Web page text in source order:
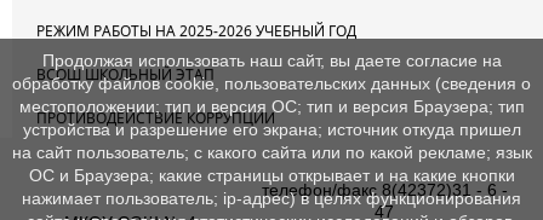
РЕЖИМ РАБОТЫ НА 2025-2026 УЧЕБНЫЙ ГОД
ВСОШ ШКОЛЬНЫЙ ЭТАП
ПРОТИВОДЕЙСТВИЕ КОРРУПЦИИ
телефон/факс 8(42372)31 - 6 -
47
Продолжая использовать наш сайт, вы даете согласие на
обработку файлов cookie, пользовательских данных (сведения о
местоположении; тип и версия ОС; тип и версия Браузера; тип
устройства и разрешение его экрана; источник откуда пришел
на сайт пользователь; с какого сайта или по какой рекламе; язык
ОС и Браузера; какие страницы открывает и на какие кнопки
нажимает пользователь; ip-адрес) в целях функционирования